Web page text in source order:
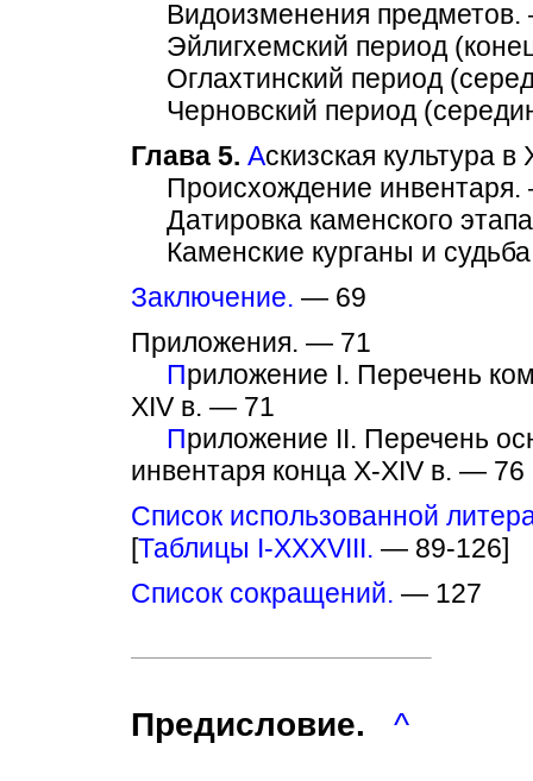
Видоизменения
Эйлигхемский период
Оглахтинский период
Черновский период
Глава 5. Аскизская культура
Происхождение
Датировка каменского
Каменские курганы и судьба
Заключение. — 69
Приложения. — 71
Приложение I. Перечень
XIV в. — 71
Приложение II. Перечень
инвентаря конца X-XIV в. — 76
Список использованной
[Таблицы I-XXXVIII. — 89-126]
Список сокращений. — 127
Предисловие. ^